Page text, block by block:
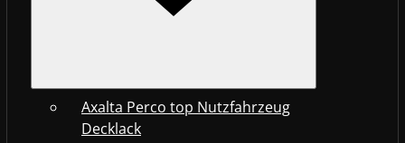
Axalta Perco top Nutzfahrzeug
Decklack